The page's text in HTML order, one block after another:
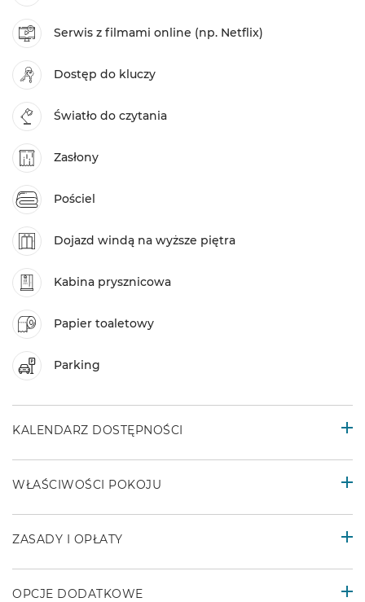
Serwis z filmami online (np. Netflix)
Dostęp do kluczy
Światło do czytania
Zasłony
Pościel
Dojazd windą na wyższe piętra
Kabina prysznicowa
Papier toaletowy
Parking
KALENDARZ DOSTĘPNOŚCI
WŁAŚCIWOŚCI POKOJU
ZASADY I OPŁATY
OPCJE DODATKOWE